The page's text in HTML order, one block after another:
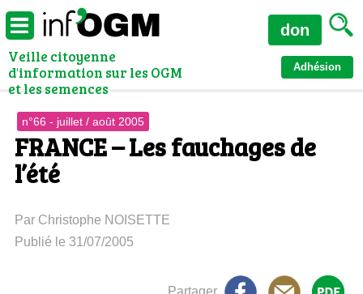
Veille citoyenne
d'information sur les OGM
et les semences
Adhésion
don
n°66 - juillet / août 2005
FRANCE – Les fauchages de
l’été
Par Christophe NOISETTE
Publié le 31/07/2005
Partager